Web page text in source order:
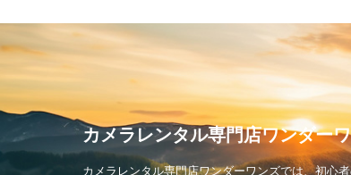
カメラレンタル専門店ワンダー
カメラレンタル専門店ワンダーワンズでは、初心